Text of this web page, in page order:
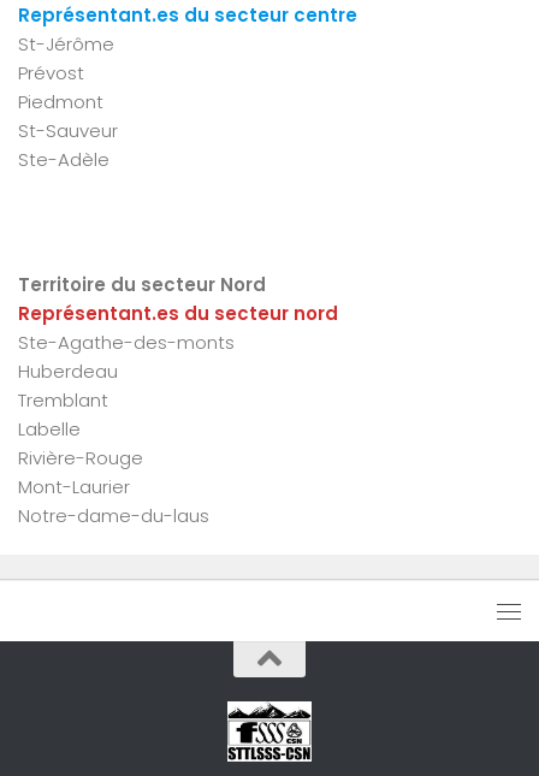
Représentant.es du secteur centre
St-Jérôme
Prévost
Piedmont
St-Sauveur
Ste-Adèle
Territoire du secteur Nord
Représentant.es du secteur nord
Ste-Agathe-des-monts
Huberdeau
Tremblant
Labelle
Rivière-Rouge
Mont-Laurier
Notre-dame-du-laus